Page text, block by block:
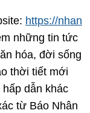
https://nhan
những tin tức
hóa, đời sống
thời tiết mới
dẫn khác
từ Báo Nhân